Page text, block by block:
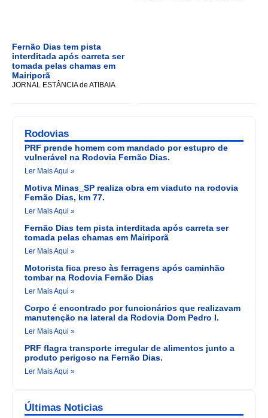
Fernão Dias tem pista
interditada após carreta ser
tomada pelas chamas em
Mairiporã
JORNAL ESTÂNCIA de ATIBAIA
Rodovias
PRF prende homem com mandado por estupro de
vulnerável na Rodovia Fernão Dias.
Ler Mais Aqui »
Motiva Minas_SP realiza obra em viaduto na rodovia
Fernão Dias, km 77.
Ler Mais Aqui »
Fernão Dias tem pista interditada após carreta ser
tomada pelas chamas em Mairiporã
Ler Mais Aqui »
Motorista fica preso às ferragens após caminhão
tombar na Rodovia Fernão Dias
Ler Mais Aqui »
Corpo é encontrado por funcionários que realizavam
manutenção na lateral da Rodovia Dom Pedro I.
Ler Mais Aqui »
PRF flagra transporte irregular de alimentos junto a
produto perigoso na Fernão Dias.
Ler Mais Aqui »
Últimas Noticias